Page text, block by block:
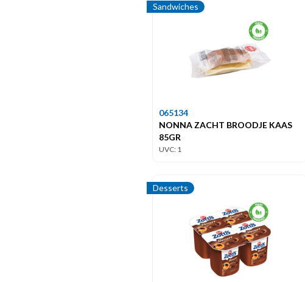
Sandwiches
065134
NONNA ZACHT BROODJE KAAS
85GR
UVC: 1
Desserts